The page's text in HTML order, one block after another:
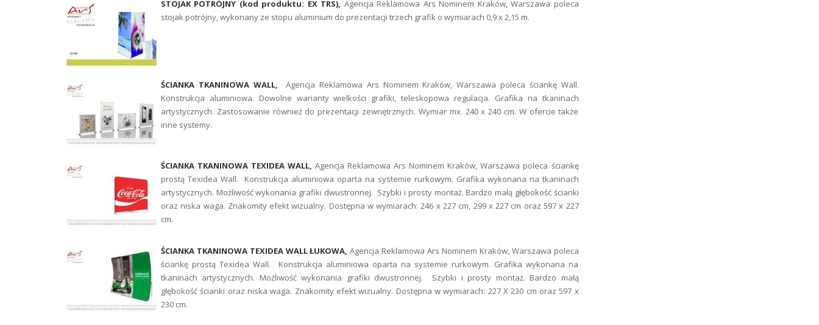
STOJAK POTRÓJNY (kod produktu: EX TRS), Agencja Reklamowa Ars Nominem Kraków, Warszawa poleca
stojak potrójny, wykonany ze stopu aluminium do prezentacji trzech grafik o wymiarach 0,9 x 2,15 m.
ŚCIANKA TKANINOWA WALL,Agencja Reklamowa Ars Nominem Kraków, Warszawa poleca ściankę Wall.
Konstrukcja aluminiowa. Dowolne warianty wielkości grafiki, teleskopowa regulacja. Grafika na tkaninach
artystycznych. Zastosowanie również do prezentacji zewnętrznych. Wymiar mx. 240 x 240 cm. W ofercie także
inne systemy.
ŚCIANKA TKANINOWA TEXIDEA WALL,Agencja Reklamowa Ars Nominem Kraków, Warszawa poleca ściankę
prostą Texidea Wall. Konstrukcja aluminiowa oparta na systemie rurkowym. Grafika wykonana na tkaninach
artystycznych. Możliwość wykonania grafiki dwustronnej. Szybki i prosty montaż. Bardzo małą głębokość ścianki
oraz niska waga. Znakomity efekt wizualny. Dostępna w wymiarach: 246 x 227 cm, 299 x 227 cm oraz 597 x 227
cm.
ŚCIANKA TKANINOWA TEXIDEA WALL ŁUKOWA,Agencja Reklamowa Ars Nominem Kraków, Warszawa poleca
ściankę prostą Texidea Wall. Konstrukcja aluminiowa oparta na systemie rurkowym. Grafika wykonana na
tkaninach artystycznych. Możliwość wykonania grafiki dwustronnej. Szybki i prosty montaż. Bardzo małą
głębokość ścianki oraz niska waga. Znakomity efekt wizualny. Dostępna w wymiarach: 227 X 230 cm oraz 597 x
230 cm.